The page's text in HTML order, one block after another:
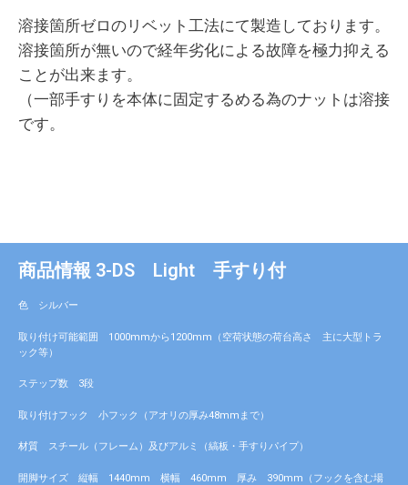
溶接箇所ゼロのリベット工法にて製造しております。
溶接箇所が無いので経年劣化による故障を極力抑える
ことが出来ます。
（一部手すりを本体に固定するめる為のナットは溶接
です。
商品情報 3-DS Light 手すり付
色 シルバー
取り付け可能範囲 1000mmから1200mm（空荷状態の荷台高さ 主に大型トラ
ック等）
ステップ数 3段
取り付けフック 小フック（アオリの厚み48mmまで）
材質 スチール（フレーム）及びアルミ（縞板・手すりパイプ）
開脚サイズ 縦幅 1440mm 横幅 460mm 厚み 390mm（フックを含む場